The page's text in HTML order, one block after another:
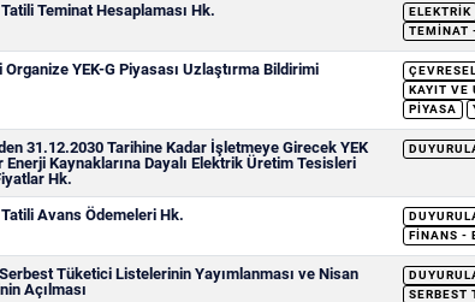
Teminat Hesaplaması Hk. ELEKTRIK
TEMINAT
Organize YEK-G Piyasası Uzlaştırma Bildirimi ÇEVRESEL
KAYIT VE
PIYASA
31.12.2030 Tarihine Kadar İşletmeye Girecek YEK
Enerji Kaynaklarına Dayalı Elektrik Üretim Tesisleri
Hk.
Avans Ödemeleri Hk.
FINANS -
Tüketici Listelerinin Yayımlanması ve Nisan
Açılması
SERBEST